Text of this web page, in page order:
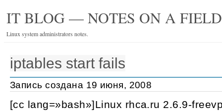
IT BLOG — NOTES ON A
Linux system administrators notes.
iptables start fails
Запись создана 19 июня, 2008
[cc lang=»bash»]Linux rhca.ru 2.6.9-